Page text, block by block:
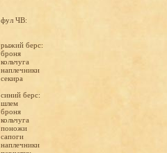
фул ЧВ:
рыжий берс:
броня
кольчуга
наплечники
секира
синий берс:
шлем
броня
кольчуга
поножи
сапоги
наплечники